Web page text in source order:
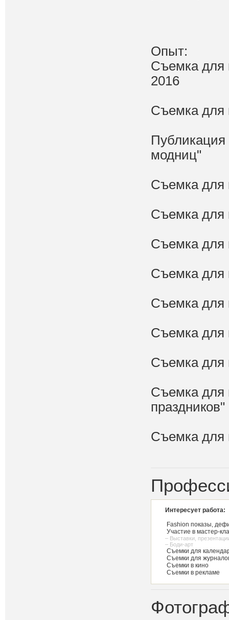
Опыт:
Съемка для
2016
Съемка для
Публикация
модниц"
Съемка для
Съемка для
Съемка для
Съемка для
Съемка для
Съемка для
Съемка для
Съемка для
Съемка для
Интересует работа:
Fashion показы,
Участие в мастер-
– Выставки,
– Боди-арт
Съемки для
Съемки для
Съемки в кино
Съемки в рекламе